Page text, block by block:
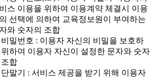
스 이용을 위하여 이용계약 체결시 이용
선택에 의하여 교육정보원이 부여하는
와 숫자의 조합
밀번호 : 이용자 자신의 비밀을 보호하
위하여 이용자 자신이 설정한 문자와 숫자
합
말기 : 서비스 제공을 받기 위해 이용자